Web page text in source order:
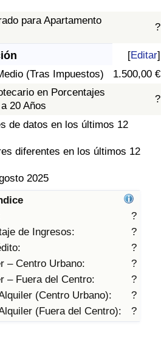
para Apartamento
?
[Editar]
(Tras Impuestos)
1.500,00 €
en Porcentajes
20 Años
?
de datos en los últimos 12
diferentes en los últimos 12
2025
?
de Ingresos:
?
?
– Centro Urbano:
?
– Fuera del Centro:
?
(Centro Urbano):
?
(Fuera del Centro):
?
por país
País
por País